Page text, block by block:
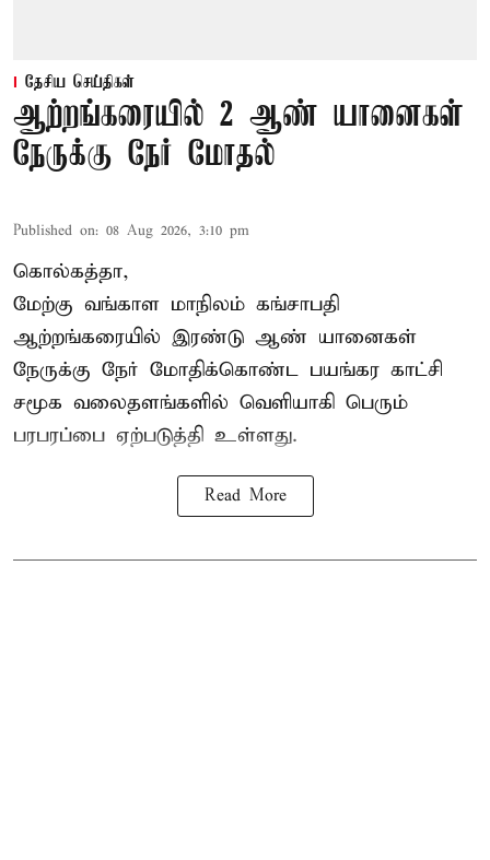
தேசிய செய்திகள்
ஆற்றங்கரையில் 2 ஆண் யானைகள்
நேருக்கு நேர் மோதல்
Published on: 08 Aug 2026, 3:10 pm
கொல்கத்தா,
மேற்கு வங்காள மாநிலம் கங்சாபதி
ஆற்றங்கரையில் இரண்டு ஆண் யானைகள்
நேருக்கு நேர் மோதிக்கொண்ட பயங்கர காட்சி
சமூக வலைதளங்களில் வெளியாகி பெரும்
பரபரப்பை ஏற்படுத்தி உள்ளது.
Read More